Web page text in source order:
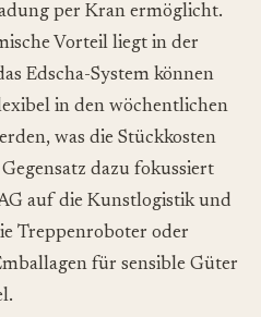
per Kran ermöglicht.
Vorteil liegt in der
Edscha-System können
in den wöchentlichen
was die Stückkosten
dazu fokussiert
auf die Kunstlogistik und
Treppenroboter oder
für sensible Güter